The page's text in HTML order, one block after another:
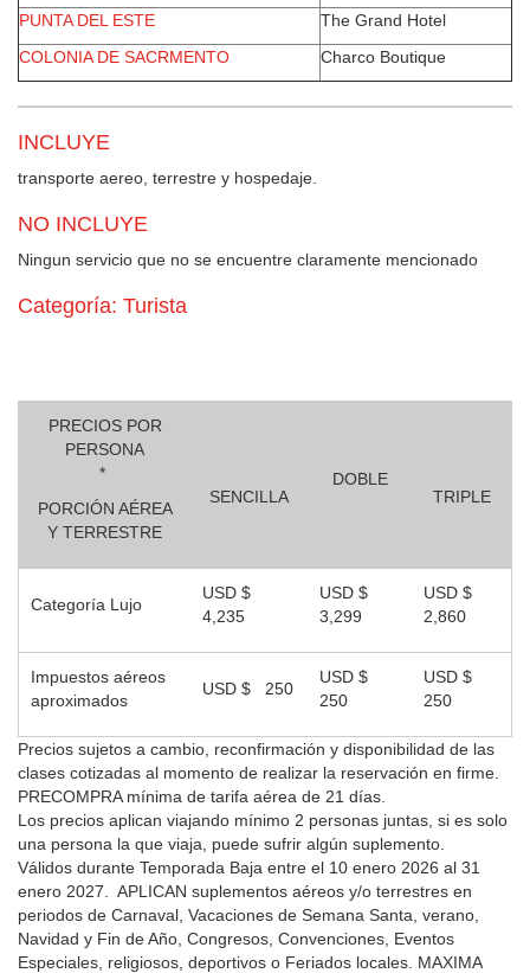
PUNTA DEL ESTE
The Grand Hotel
COLONIA DE SACRMENTO
Charco Boutique
INCLUYE
transporte aereo, terrestre y hospedaje.
NO INCLUYE
Ningun servicio que no se encuentre claramente mencionado
Categoría: Turista
PRECIOS POR
PERSONA
*
PORCIÓN AÉREA
Y TERRESTRE
SENCILLA
DOBLE
TRIPLE
Categoría Lujo
USD $
4,235
USD $
3,299
USD $
2,860
Impuestos aéreos
aproximados
USD $ 250
USD $
250
USD $
250
Precios sujetos a cambio, reconfirmación y disponibilidad de las
clases cotizadas al momento de realizar la reservación en firme.
PRECOMPRA mínima de tarifa aérea de 21 días
Los precios aplican viajando mínimo 2 personas juntas, si es solo
una persona la que viaja, puede sufrir algún suplemento.
Válidos durante Temporada Baja entre el 10 enero 2026 al 31
enero 2027. APLICAN suplementos aéreos y/o terrestres en
periodos de Carnaval, Vacaciones de Semana Santa, verano,
Navidad y Fin de Año, Congresos, Convenciones, Eventos
Especiales, religiosos, deportivos o Feriados locales. MAXIMA